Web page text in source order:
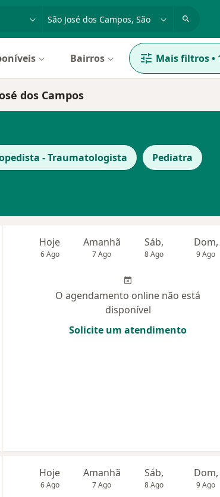
ou nomecidade ou região
Bairros Mais filtros•
dos Campos
- Traumatologista Pediatra
Hoje
6 Ago
Amanhã
7 Ago
Sáb,
8 Ago
Dom,
9 Ago
O agendamento online não está
disponível
Solicite um atendimento
Hoje
6 Ago
Amanhã
7 Ago
Sáb,
8 Ago
Dom,
9 Ago